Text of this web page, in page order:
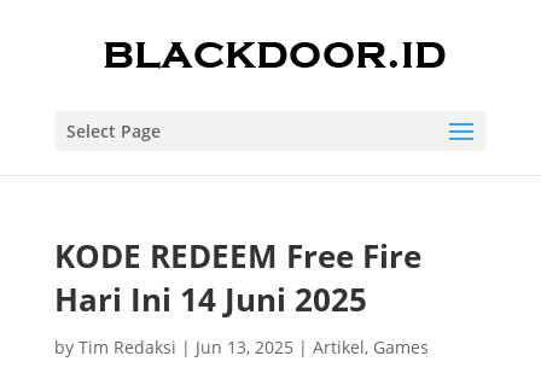
Select Page
KODE REDEEM Free Fire
Hari Ini 14 Juni 2025
by Tim Redaksi | Jun 13, 2025 | Artikel, Games